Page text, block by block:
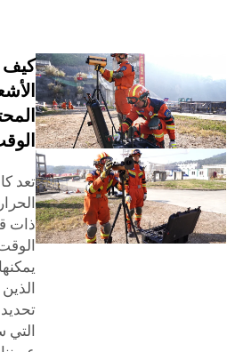
كيف
تعد
ذات
الوقت
التي